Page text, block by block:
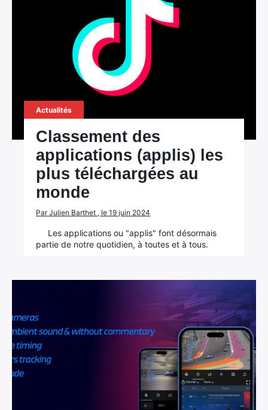
Actualités
Classement des
applications (applis) les
plus téléchargées au
monde
Par Julien Barthet , le 19 juin 2024
Les applications ou "applis" font désormais
partie de notre quotidien, à toutes et à tous.